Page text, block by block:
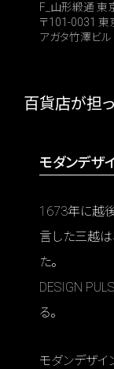
F_山形緞通 東
〒101-0031 東
アガタ竹澤ビル
百貨店が担
モダンデザ
1673年に越
言した三越
た。
DESIGN
る。
モダンデザイ